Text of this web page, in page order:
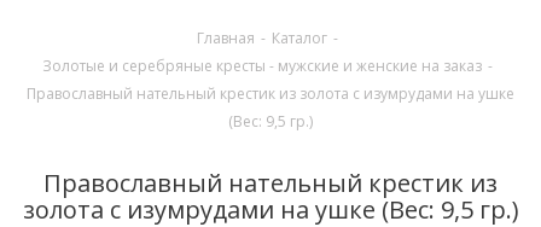
Главная - Каталог -
Золотые и серебряные кресты - мужские и женские на заказ -
Православный нательный крестик из золота с изумрудами на ушке
(Вес: 9,5 гр.)
Православный нательный крестик из
золота с изумрудами на ушке (Вес: 9,5 гр.)